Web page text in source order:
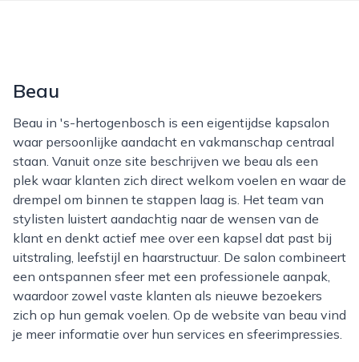
Beau
Beau in 's-hertogenbosch is een eigentijdse kapsalon
waar persoonlijke aandacht en vakmanschap centraal
staan. Vanuit onze site beschrijven we beau als een
plek waar klanten zich direct welkom voelen en waar de
drempel om binnen te stappen laag is. Het team van
stylisten luistert aandachtig naar de wensen van de
klant en denkt actief mee over een kapsel dat past bij
uitstraling, leefstijl en haarstructuur. De salon combineert
een ontspannen sfeer met een professionele aanpak,
waardoor zowel vaste klanten als nieuwe bezoekers
zich op hun gemak voelen. Op de website van beau vind
je meer informatie over hun services en sfeerimpressies.